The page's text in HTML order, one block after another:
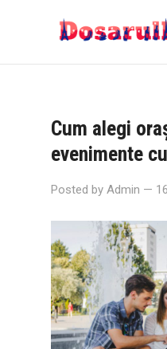
Cum alegi
evenimente
Posted by Admin —